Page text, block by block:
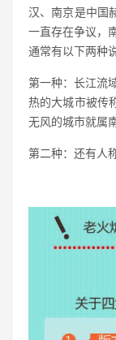
汉、南京是中国
一直存在争议，
通常有以下两种
第一种：长江流
热的大城市被传
无风的城市就属
第二种：还有人